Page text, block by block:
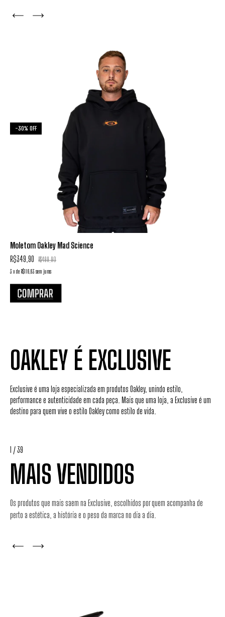
-30% OFF
Moletom Oakley Mad Science
R$349,90 R$499,90
3 xde R$116,63 sem juros
OAKLEY É EXCLUSIVE
Exclusive é uma loja especializada em produtos Oakley, unindo estilo,
performance e autenticidade em cada peça. Mais que uma loja, a Exclusive é um
destino para quem vive o estilo Oakley como estilo de vida.
1 /39
MAIS VENDIDOS